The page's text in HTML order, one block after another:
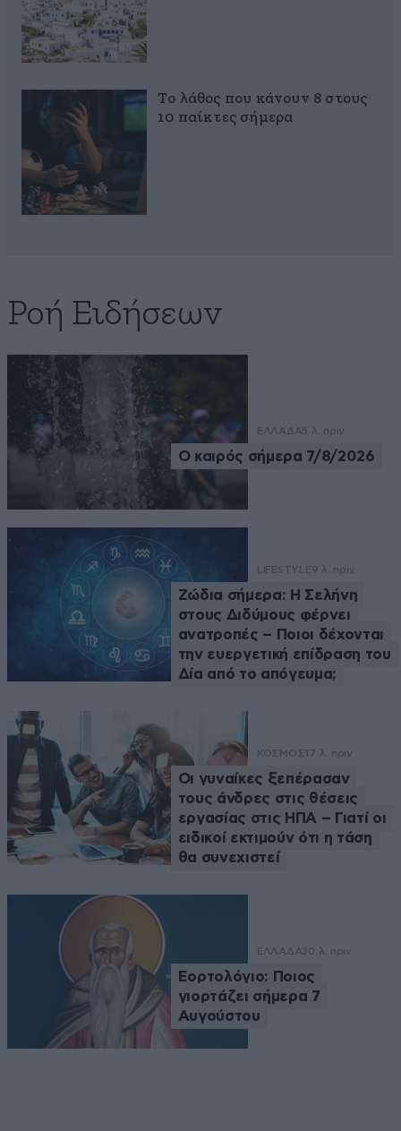
Το λάθος που κάνουν 8 στους
10 παίκτες σήμερα
Ροή Ειδήσεων
ΕΛΛΑΔΑ5 λ. πριν
Ο καιρός σήμερα 7/8/2026
LIFESTYLE9 λ. πριν
Ζώδια σήμερα: Η Σελήνη
στους Διδύμους φέρνει
ανατροπές – Ποιοι δέχονται
την ευεργετική επίδραση του
Δία από το απόγευμα;
ΚΟΣΜΟΣ 17 λ. πριν
Οι γυναίκες ξεπέρασαν
τους άνδρες στις θέσεις
εργασίας στις ΗΠΑ – Γιατί οι
ειδικοί εκτιμούν ότι η τάση
θα συνεχιστεί
ΕΛΛΑΔΑ30 λ. πριν
Εορτολόγιο: Ποιος
γιορτάζει σήμερα 7
Αυγούστου